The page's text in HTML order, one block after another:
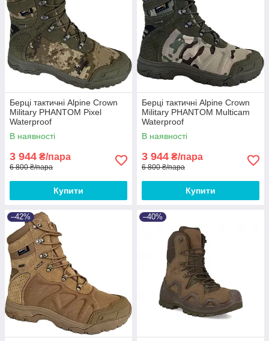
Берці тактичні Alpine Crown
Military PHANTOM Pixel
Waterproof
В наявності
3 944 ₴/пара
6 800 ₴/пара
Купити
Берці тактичні Alpine Crown
Military PHANTOM Multicam
Waterproof
В наявності
3 944 ₴/пара
6 800 ₴/пара
Купити
–42% –40%